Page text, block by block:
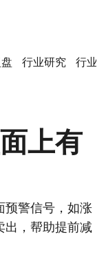
行业研究 行业
上有
预警信号，如涨
出，帮助提前减